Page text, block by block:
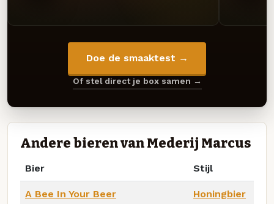
Doe de smaaktest →
Of stel direct je box samen →
Andere bieren van Mederij Marcus
Bier Stijl
A Bee In Your Beer Honingbier